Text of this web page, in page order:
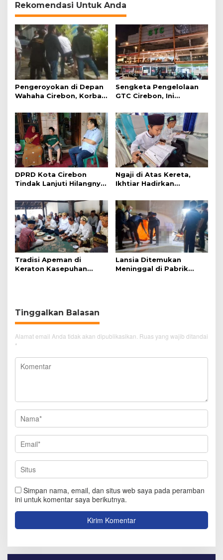
t
t
e
r
Rekomendasi Untuk Anda
Pengeroyokan di Depan
Wahaha Cirebon, Korban
Polisi
Sengketa Pengelolaan
GTC Cirebon, Ini
Simanjuntak
DPRD Kota Cirebon
Tindak Lanjuti Hilangnya
Disabilitas
Ngaji di Atas Kereta,
Ikhtiar Hadirkan
Nyaman
Tradisi Apeman di
Keraton Kasepuhan
Lansia Ditemukan
Meninggal di Pabrik
Tinggalkan Balasan
Alamat email Anda tidak akan dipublikasikan. Ruas yang wajib ditandai
*
Simpan nama, email, dan situs web saya pada peramban
ini untuk komentar saya berikutnya.